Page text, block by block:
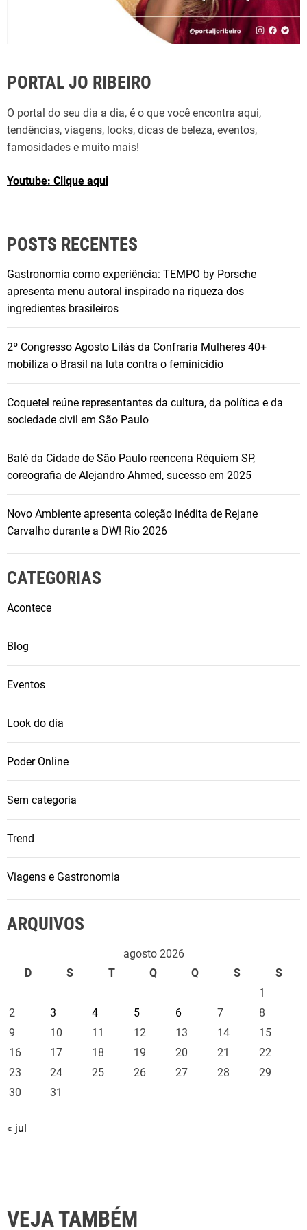
PORTAL JO RIBEIRO
O portal do seu dia a dia, é o que você encontra aqui,
tendências, viagens, looks, dicas de beleza, eventos,
famosidades e muito mais!
Youtube: Clique aqui
POSTS RECENTES
Gastronomia como experiência: TEMPO by Porsche
apresenta menu autoral inspirado na riqueza dos
ingredientes brasileiros
2º Congresso Agosto Lilás da Confraria Mulheres 40+
mobiliza o Brasil na luta contra o feminicídio
Coquetel reúne representantes da cultura, da política e da
sociedade civil em São Paulo
Balé da Cidade de São Paulo reencena Réquiem SP,
coreografia de Alejandro Ahmed, sucesso em 2025
Novo Ambiente apresenta coleção inédita de Rejane
Carvalho durante a DW! Rio 2026
CATEGORIAS
Acontece
Blog
Eventos
Look do dia
Poder Online
Sem categoria
Trend
Viagens e Gastronomia
ARQUIVOS
agosto 2026
D
S T Q Q S
S
1
2
3 4 5 6 7
8
9
10 11 12 13 14
15
16
17 18 19 20 21
22
23
24 25 26 27 28
29
30
31
« jul
VEJA TAMBÉM